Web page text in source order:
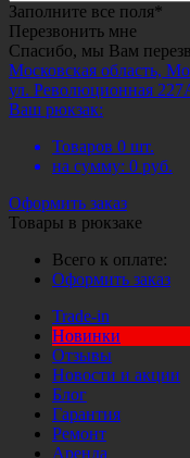
Заполните все поля*
Перезвонить мне
Спасибо, мы Вам
Московская область,
ул. Революционная
Ваш рюкзак:
Товаров 0 шт.
на сумму: 0 руб.
Оформить заказ
Товары в рюкзаке
Всего к оплате:
Оформить заказ
Trade-in
Новинки
Отзывы
Новости и акции
Блог
Гарантия
Ремонт
Аренда